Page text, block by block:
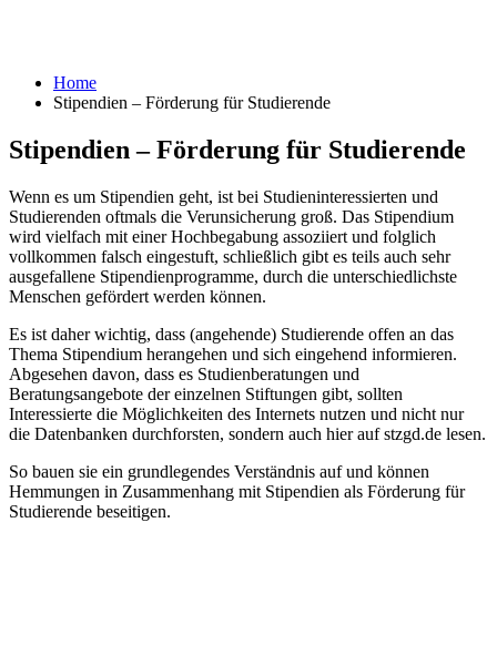
Home
Stipendien – Förderung für Studierende
Stipendien – Förderung für Studierende
Wenn es um Stipendien geht, ist bei Studieninteressierten und
Studierenden oftmals die Verunsicherung groß. Das Stipendium
wird vielfach mit einer Hochbegabung assoziiert und folglich
vollkommen falsch eingestuft, schließlich gibt es teils auch sehr
ausgefallene Stipendienprogramme, durch die unterschiedlichste
Menschen gefördert werden können.
Es ist daher wichtig, dass (angehende) Studierende offen an das
Thema Stipendium herangehen und sich eingehend informieren.
Abgesehen davon, dass es Studienberatungen und
Beratungsangebote der einzelnen Stiftungen gibt, sollten
Interessierte die Möglichkeiten des Internets nutzen und nicht nur
die Datenbanken durchforsten, sondern auch hier auf stzgd.de lesen.
So bauen sie ein grundlegendes Verständnis auf und können
Hemmungen in Zusammenhang mit Stipendien als Förderung für
Studierende beseitigen.